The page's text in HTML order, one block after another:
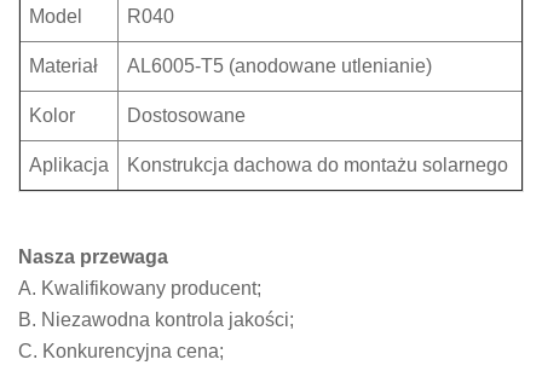
Model R040
Materiał AL6005-T5 (anodowane utlenianie)
Kolor Dostosowane
Aplikacja Konstrukcja dachowa do montażu solarnego
Nasza przewaga
A. Kwalifikowany producent;
B. Niezawodna kontrola jakości;
C. Konkurencyjna cena;